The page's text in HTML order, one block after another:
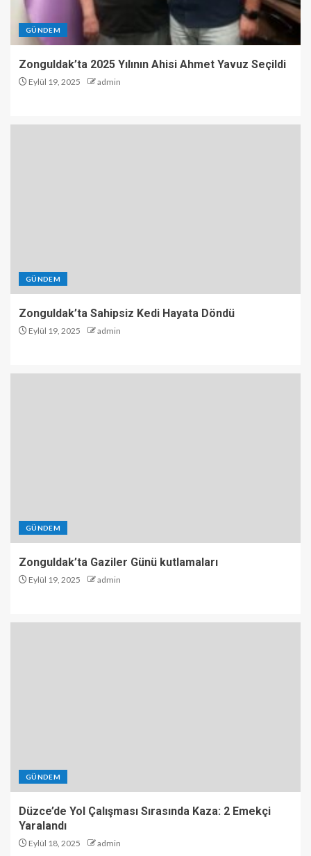
GÜNDEM
Zonguldak’ta 2025 Yılının Ahisi Ahmet Yavuz Seçildi
Eylül 19, 2025 admin
GÜNDEM
Zonguldak’ta Sahipsiz Kedi Hayata Döndü
Eylül 19, 2025 admin
GÜNDEM
Zonguldak’ta Gaziler Günü kutlamaları
Eylül 19, 2025 admin
GÜNDEM
Düzce’de Yol Çalışması Sırasında Kaza: 2 Emekçi
Yaralandı
Eylül 18, 2025 admin